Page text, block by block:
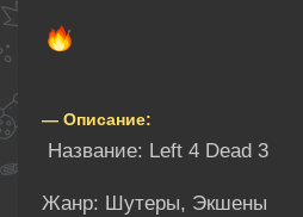
— Описание:
Название: Left 4 Dead 3
Жанр: Шутеры, Экшены